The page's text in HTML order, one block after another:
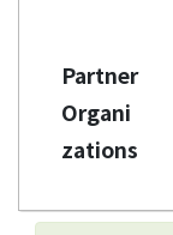
Partner
Organi
zations